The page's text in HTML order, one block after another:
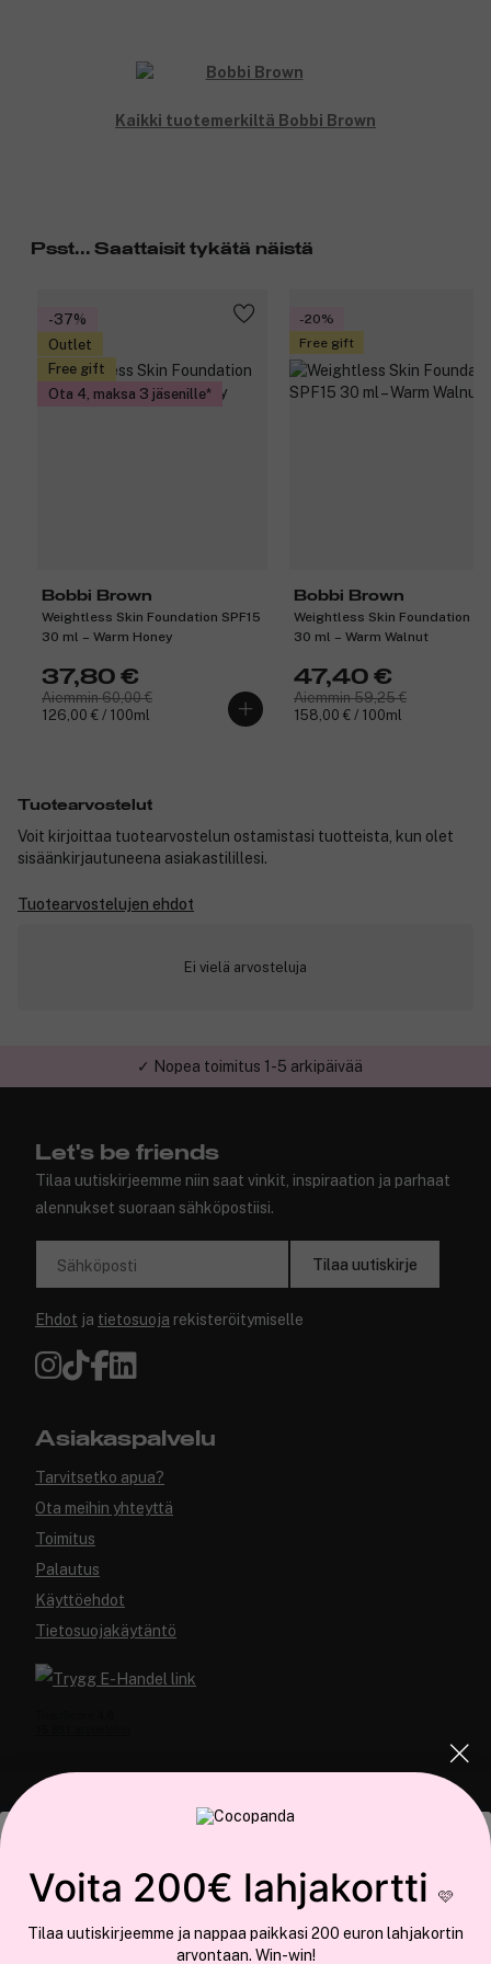
Tämä sivusto käyttää evästeitä
Käytämme evästeitä tarjoamamme sisällön ja mainosten
räätälöimiseen, sosiaalisen median ominaisuuksien tukemiseen ja
Kaikki tuotemerkiltä Bobbi Brown
Psst... Saattaisit tykätä näistä
-37%
Outlet
Free gift
Ota 4, maksa 3 jäsenille
Bobbi Brown
Weightless Skin Foundation SPF15
30 ml – Warm Honey
37,80 €
Aiemmin 60,00 €
126,00 € / 100ml
-20%
Free gift
Bobbi Brown
Weightless Skin Foundation
30 ml – Warm Walnut
47,40 €
Aiemmin 59,25 €
158,00 € / 100ml
Tuotearvostelut
Voit kirjoittaa tuotearvostelun ostamistasi tuotteista, kun olet
sisäänkirjautuneena asiakastilillesi.
Tuotearvostelujen ehdot
Ei vielä arvosteluja
✓ Turvallinen verkkokauppa
Let's be friends
Tilaa uutiskirjeemme niin saat vinkit, inspiraation ja parhaat
alennukset suoraan sähköpostiisi.
Sähköposti Tilaa uutiskirje
Ehdot ja tietosuoja rekisteröitymiselle
Asiakaspalvelu
Tarvitsetko apua?
Ota meihin yhteyttä
Toimitus
Palautus
Käyttöehdot
Tietosuojakäytäntö
Meistä
Voita 200€ lahjakortti 🩷
Tilaa uutiskirjeemme ja nappaa paikkasi 200 euron lahjakortin
arvontaan. Win-win!